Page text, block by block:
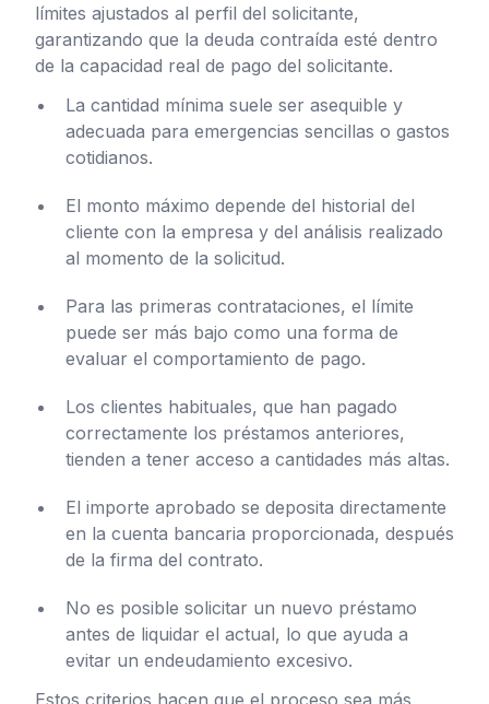
límites ajustados al perfil del solicitante,
garantizando que la deuda contraída esté dentro
de la capacidad real de pago del solicitante.
La cantidad mínima suele ser asequible y
adecuada para emergencias sencillas o gastos
cotidianos.
El monto máximo depende del historial del
cliente con la empresa y del análisis realizado
al momento de la solicitud.
Para las primeras contrataciones, el límite
puede ser más bajo como una forma de
evaluar el comportamiento de pago.
Los clientes habituales, que han pagado
correctamente los préstamos anteriores,
tienden a tener acceso a cantidades más altas.
El importe aprobado se deposita directamente
en la cuenta bancaria proporcionada, después
de la firma del contrato.
No es posible solicitar un nuevo préstamo
antes de liquidar el actual, lo que ayuda a
evitar un endeudamiento excesivo.
Estos criterios hacen que el proceso sea más